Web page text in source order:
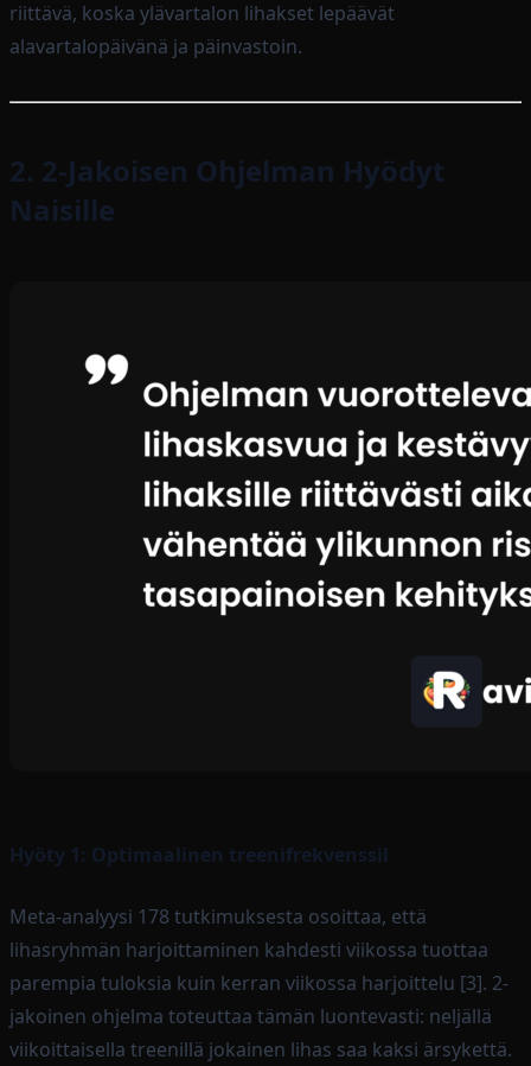
riittävä, koska ylävartalon lihakset lepäävät
alavartalopäivänä ja päinvastoin.
2. 2-Jakoisen Ohjelman Hyödyt
Naisille
Hyöty 1: Optimaalinen treenifrekvenssil
Meta-analyysi 178 tutkimuksesta osoittaa, että
lihasryhmän harjoittaminen kahdesti viikossa tuottaa
parempia tuloksia kuin kerran viikossa harjoittelu [3]. 2-
jakoinen ohjelma toteuttaa tämän luontevasti: neljällä
viikoittaisella treenillä jokainen lihas saa kaksi ärsykettä.